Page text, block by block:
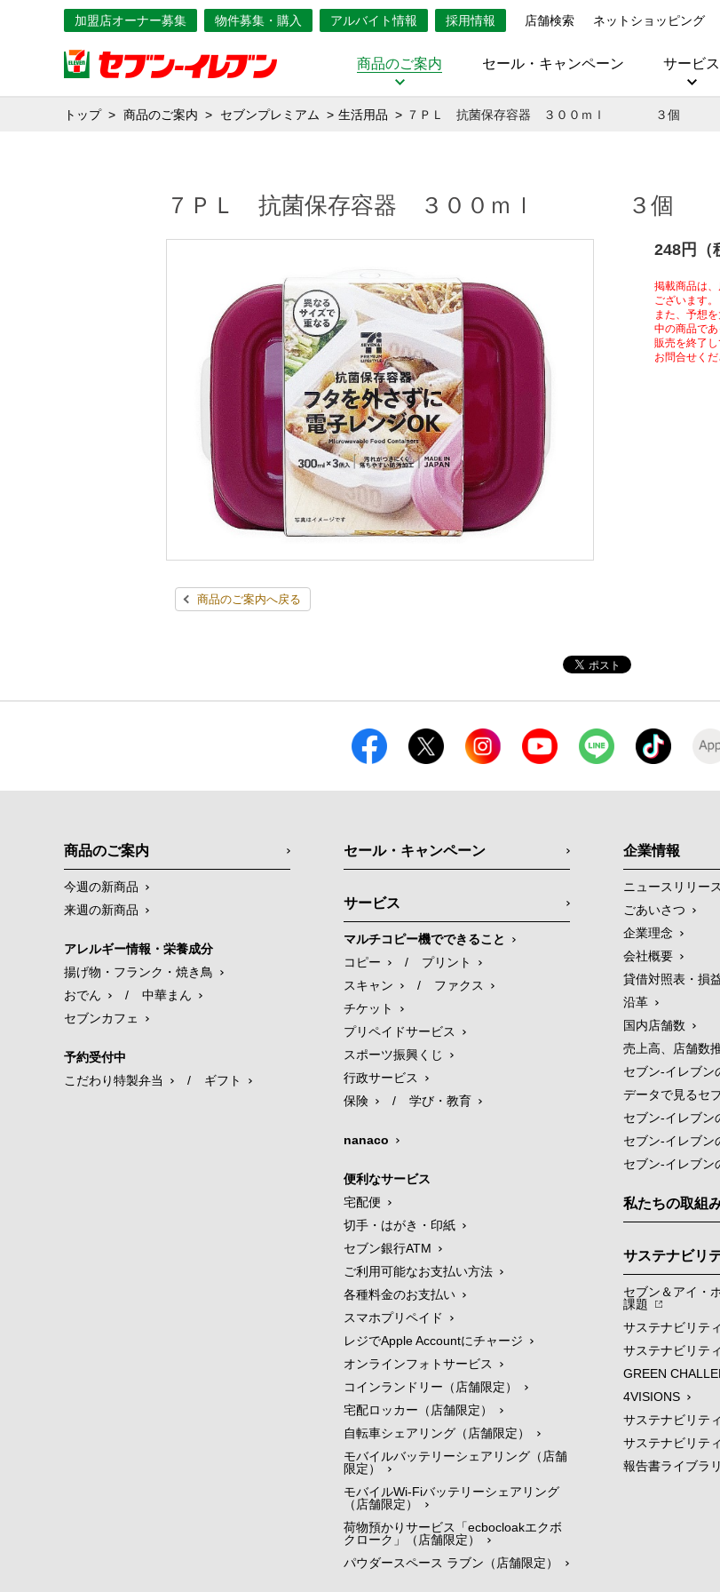
加盟店オーナー募集 物件募集・購入 アルバイト情報 採用情報 店舗検索 ネットショッピング
商品のご案内 セール・キャンペーン サービス
トップ 商品のご案内 セブンプレミアム 生活用品 ７ＰＬ 抗菌保存容器 ３００ｍｌ ３個
７ＰＬ 抗菌保存容器 ３００ｍｌ ３個
248円（
掲載商品は
ございます。
また、予想
中の商品であ
販売を終了
お問合せくだ
商品のご案内へ戻る
商品のご案内
今週の新商品
来週の新商品
アレルギー情報・栄養成分
揚げ物・フランク・焼き鳥
おでん
/
中華まん
セブンカフェ
予約受付中
こだわり特製弁当
/ ギフト
セール・キャンペーン
サービス
マルチコピー機でできること
コピー
/
プリント
スキャン
/
ファクス
チケット
プリペイドサービス
スポーツ振興くじ
行政サービス
保険
/ 学び・教育
nanaco
便利なサービス
宅配便
切手・はがき・印紙
セブン銀行ATM
ご利用可能なお支払い方法
各種料金のお支払い
スマホプリペイド
レジでApple Accountにチャージ
オンラインフォトサービス
コインランドリー（店舗限定）
宅配ロッカー（店舗限定）
自転車シェアリング（店舗限定）
モバイルバッテリーシェアリング（店舗
限定）
モバイルWi-Fiバッテリーシェアリング
（店舗限定）
荷物預かりサービス「ecbocloakエクボ
クローク」（店舗限定）
パウダースペース ラブン（店舗限定）
企業情報
ニュースリリース
ごあいさつ
企業理念
会社概要
貸借対照表・損
沿革
国内店舗数
売上高、店舗数
セブン‐イレブン
データで見るセ
セブン‐イレブン
セブン-イレブン
セブン-イレブン
私たちの取組
サステナビリ
セブン＆アイ・
課題
サステナビリテ
サステナビリテ
GREEN
4VISIONS
サステナビリテ
サステナビリテ
報告書ライブラ